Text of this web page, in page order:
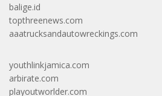
balige.id
topthreenews.com
aaatrucksandautowreckings.com
youthlinkjamica.com
arbirate.com
playoutworlder.com